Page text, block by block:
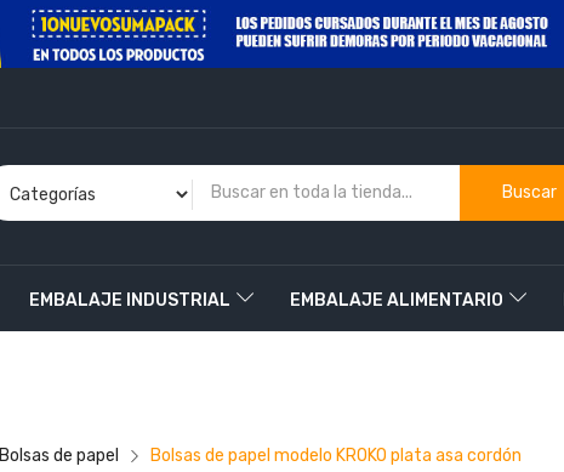
Buscar
EMBALAJE INDUSTRIAL EMBALAJE ALIMENTARIO
Bolsas de papel Bolsas de papel modelo KROKO plata asa cordón